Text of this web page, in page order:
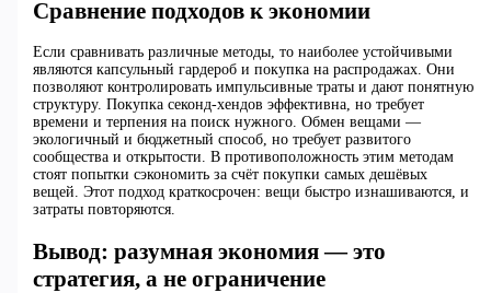
Сравнение подходов к экономии
Если сравнивать различные методы, то наиболее устойчивыми
являются капсульный гардероб и покупка на распродажах. Они
позволяют контролировать импульсивные траты и дают понятную
структуру. Покупка секонд-хендов эффективна, но требует
времени и терпения на поиск нужного. Обмен вещами —
экологичный и бюджетный способ, но требует развитого
сообщества и открытости. В противоположность этим методам
стоят попытки сэкономить за счёт покупки самых дешёвых
вещей. Этот подход краткосрочен: вещи быстро изнашиваются, и
затраты повторяются.
Вывод: разумная экономия — это
стратегия, а не ограничение